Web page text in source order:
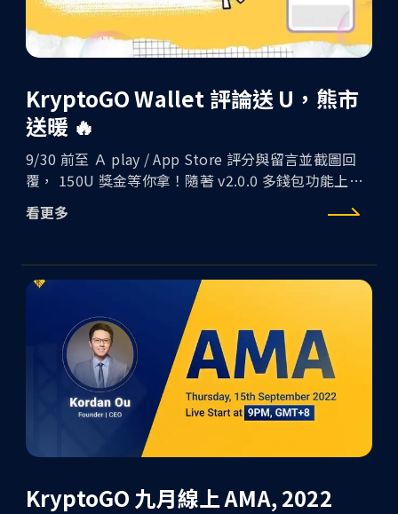
KryptoGO Wallet 評論送 U，熊市
送暖 🔥
9/30 前至 Ａ play / App Store 評分與留言並截圖回
覆， 150U 獎金等你拿！隨著 v2.0.0 多錢包功能上
線，我們希望能持續推出更多好用的功能，並不斷優
化使用體驗，不論你是資深用戶還是幣圈小白，只要
看更多
KryptoGO 九月線上 AMA, 2022